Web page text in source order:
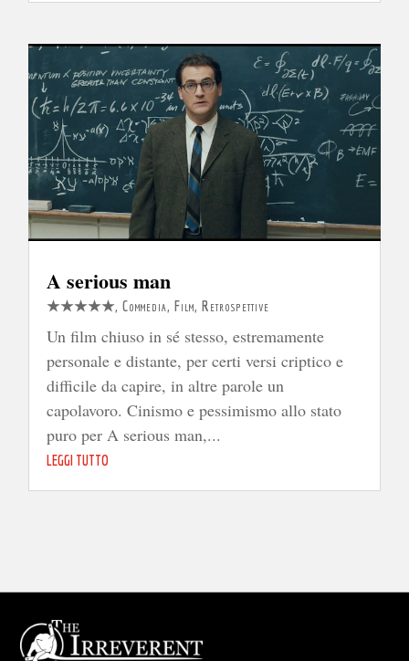
A serious man
★★★★★,Commedia,Film,Retrospettive
Un film chiuso in sé stesso, estremamente
personale e distante, per certi versi criptico e
difficile da capire, in altre parole un
capolavoro. Cinismo e pessimismo allo stato
puro per A serious man,...
LEGGI TUTTO